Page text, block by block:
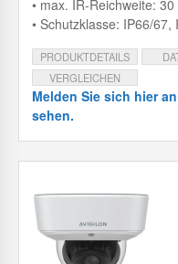
• max. IR-Reichweite: 30
• Schutzklasse: IP66/67,
PRODUKTDETAILS
VERGLEICHEN
Melden Sie sich hier
sehen.